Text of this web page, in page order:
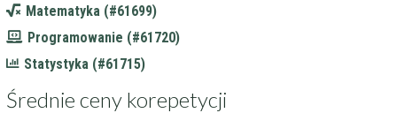
Matematyka (#61699)
Programowanie (#61720)
Statystyka (#61715)
Średnie ceny korepetycji